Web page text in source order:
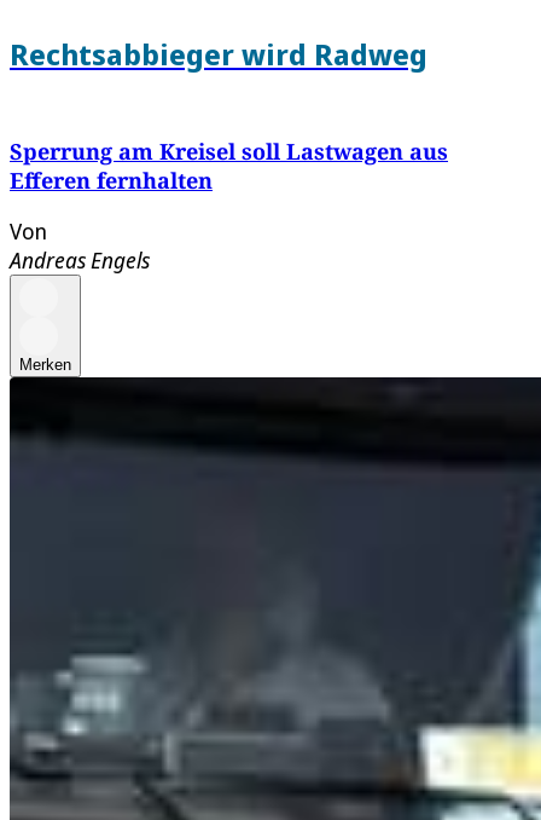
Rechtsabbieger wird Radweg
Sperrung am Kreisel soll Lastwagen aus
Efferen fernhalten
Von
Andreas Engels
Merken